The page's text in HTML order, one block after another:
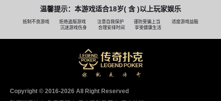
温馨提示：本游戏适合18岁( 含 )以上玩家娱乐
抵制不良游戏 拒绝盗版游戏 注意自我保护 谨防受骗上当
适度游戏益脑
沉迷游戏伤身
合理安排时间 享受健康生活
Copyright © 2016-2026 AII Right Reserved